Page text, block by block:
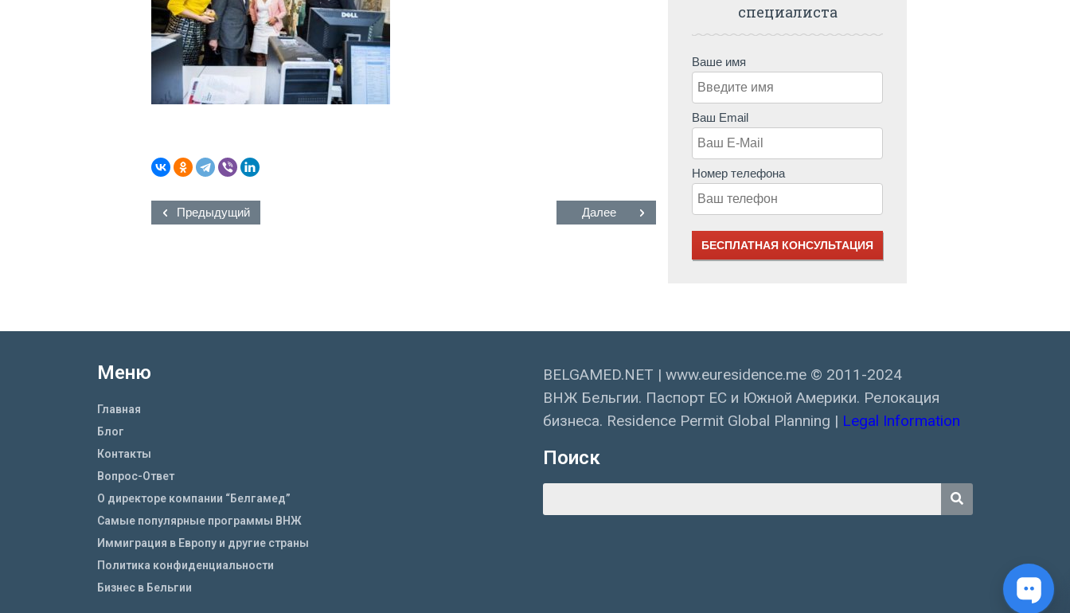
Далее
Предыдущий
специалиста
Ваше имя
Ваш Email
Номер телефона
Меню
Главная
Блог
Контакты
Вопрос-Ответ
О директоре компании “Белгамед”
Самые популярные программы ВНЖ
Иммиграция в Европу и другие страны
Политика конфиденциальности
Бизнес в Бельгии
BELGAMED.NET | www.euresidence.me © 2011-2024
ВНЖ Бельгии. Паспорт ЕС и Южной Америки. Релокация
бизнеса. Residence Permit Global Planning | Legal Information
Поиск